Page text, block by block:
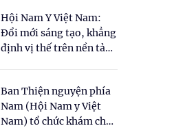
Hội Nam Y Việt Nam:
Đổi mới sáng tạo, khẳng
định vị thế trên nền tảng
Ban Thiện nguyện phía
Nam (Hội Nam y Việt
Nam) tổ chức khám chữa